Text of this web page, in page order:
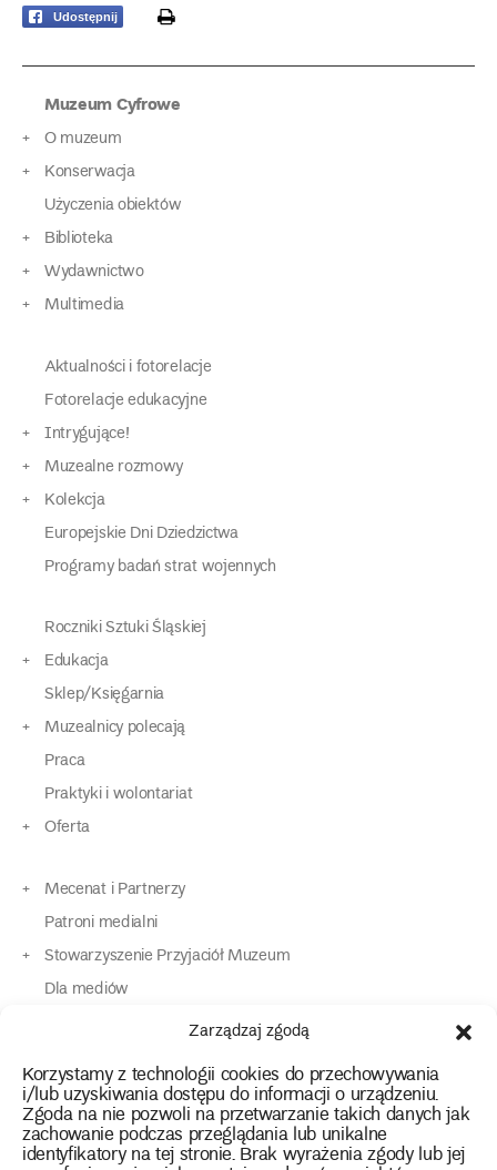
Zarządzaj zgodą
Korzystamy z technologii cookies do przechowywania
i/lub uzyskiwania dostępu do informacji o urządzeniu.
Zgoda na nie pozwoli na przetwarzanie takich danych jak
zachowanie podczas przeglądania lub unikalne
identyfikatory na tej stronie. Brak wyrażenia zgody lub jej
Udostępnij print
Muzeum Cyfrowe
O muzeum
Konserwacja
Użyczenia obiektów
Biblioteka
Wydawnictwo
Multimedia
Aktualności i fotorelacje
Fotorelacje edukacyjne
Intrygujące!
Muzealne rozmowy
Kolekcja
Europejskie Dni Dziedzictwa
Programy badań strat wojennych
Roczniki Sztuki Śląskiej
Edukacja
Sklep/Księgarnia
Muzealnicy polecają
Praca
Praktyki i wolontariat
Oferta
Mecenat i Partnerzy
Patroni medialni
Stowarzyszenie Przyjaciół Muzeum
Dla mediów
Dla osób o specjalnych potrzebach
Kontakt
instagram
twitterfacebookyoutube
tiktok